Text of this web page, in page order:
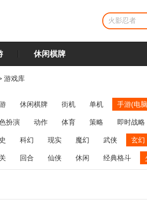
休闲棋牌
游戏库
休闲棋牌 街机 单机 手游(电
扮演 动作 体育 策略
即时战略
第三人称射击 棋类 牌类 麻将
科幻 现实 魔幻 武侠 玄幻
回合 仙侠 休闲 经典格斗